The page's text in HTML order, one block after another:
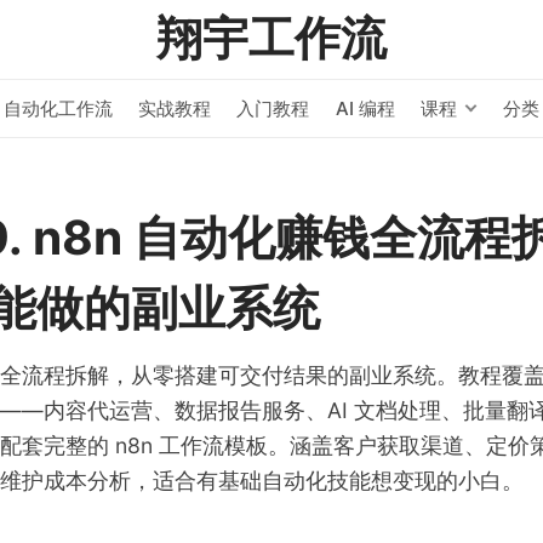
翔宇工作流
自动化工作流 实战教程 入门教程 AI 编程 课程 分类
Hermes Kanban 多
成复杂任务
AI 编程
Hermes Agent 成本
Token 追踪
AI 编程 HERMES AGENT
n8n 自动化赚钱全流程
做的副业系统
流程拆解，从零搭建可交付结果的副业系统。教程覆
内容代运营、数据报告服务、AI 文档处理、批量翻
套完整的 n8n 工作流模板。涵盖客户获取渠道、定价
护成本分析，适合有基础自动化技能想变现的小白。